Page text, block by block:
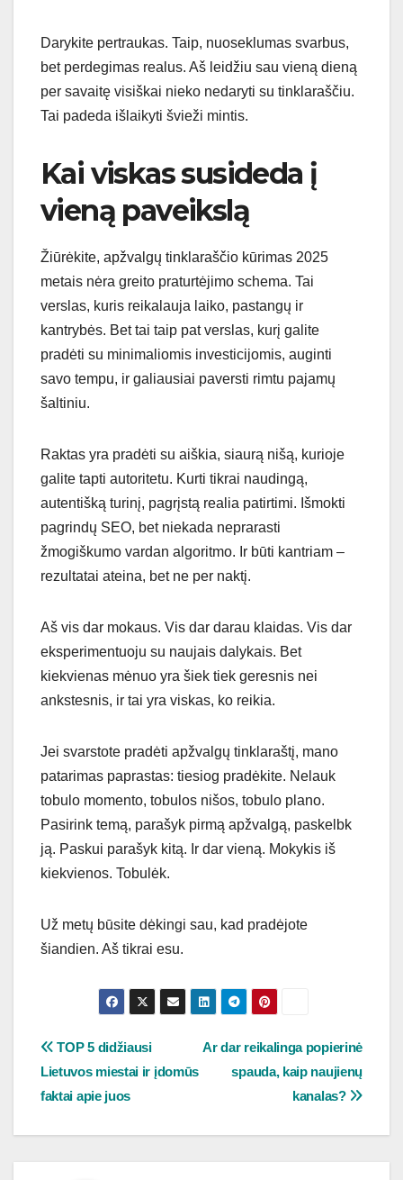
Darykite pertraukas. Taip, nuoseklumas svarbus,
bet perdegimas realus. Aš leidžiu sau vieną dieną
per savaitę visiškai nieko nedaryti su tinklaraščiu.
Tai padeda išlaikyti švieži mintis.
Kai viskas susideda į
vieną paveikslą
Žiūrėkite, apžvalgų tinklaraščio kūrimas 2025
metais nėra greito praturtėjimo schema. Tai
verslas, kuris reikalauja laiko, pastangų ir
kantrybės. Bet tai taip pat verslas, kurį galite
pradėti su minimaliomis investicijomis, auginti
savo tempu, ir galiausiai paversti rimtu pajamų
šaltiniu.
Raktas yra pradėti su aiškia, siaurą nišą, kurioje
galite tapti autoritetu. Kurti tikrai naudingą,
autentišką turinį, pagrįstą realia patirtimi. Išmokti
pagrindų SEO, bet niekada neprarasti
žmogiškumo vardan algoritmo. Ir būti kantriam –
rezultatai ateina, bet ne per naktį.
Aš vis dar mokaus. Vis dar darau klaidas. Vis dar
eksperimentuoju su naujais dalykais. Bet
kiekvienas mėnuo yra šiek tiek geresnis nei
ankstesnis, ir tai yra viskas, ko reikia.
Jei svarstote pradėti apžvalgų tinklaraštį, mano
patarimas paprastas: tiesiog pradėkite. Nelauk
tobulo momento, tobulos nišos, tobulo plano.
Pasirink temą, parašyk pirmą apžvalgą, paskelbk
ją. Paskui parašyk kitą. Ir dar vieną. Mokykis iš
kiekvienos. Tobulėk.
Už metų būsite dėkingi sau, kad pradėjote
šiandien. Aš tikrai esu.
Navigacija
tarp
įrašų
Ar dar reikalinga popierinė
spauda, kaip naujienų
kanalas?
TOP 5 didžiausi
Lietuvos miestai ir įdomūs
faktai apie juos